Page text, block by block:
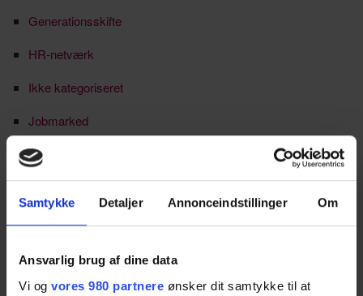
Samtykke Detaljer Annonceindstillinger Om
Ansvarlig brug af dine data
Vi og vores 980 partnere ønsker dit samtykke til at
Generationsskifte
HR-netværk
Ikke kategoriseret
Jobmarked
Købstaden Nykøbing Sj.
Netværk
Nyheder